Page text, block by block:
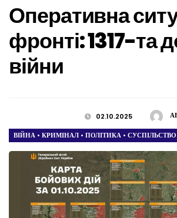
Оперативна
фронті: 1317-та
війни
02.10.2025
ВІЙНА • КРИМІНАЛ • ПОЛІТИКА • СУСПІЛЬСТВО